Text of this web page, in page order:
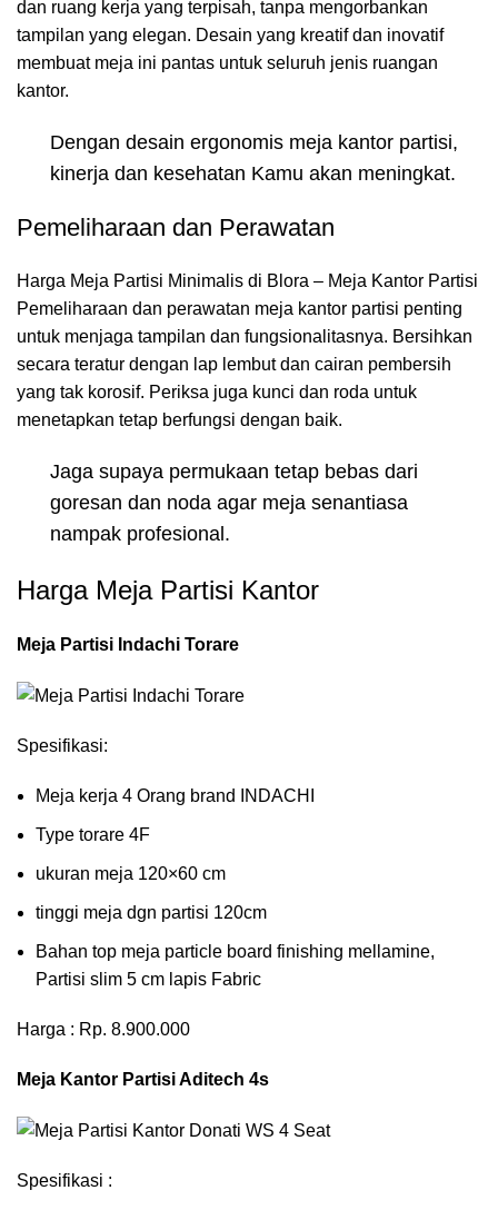
dan ruang kerja yang terpisah, tanpa mengorbankan
tampilan yang elegan. Desain yang kreatif dan inovatif
membuat meja ini pantas untuk seluruh jenis ruangan
kantor.
Dengan desain ergonomis meja kantor partisi,
kinerja dan kesehatan Kamu akan meningkat.
Pemeliharaan dan Perawatan
Harga Meja Partisi Minimalis di Blora – Meja Kantor Partisi
Pemeliharaan dan perawatan meja kantor partisi penting
untuk menjaga tampilan dan fungsionalitasnya. Bersihkan
secara teratur dengan lap lembut dan cairan pembersih
yang tak korosif. Periksa juga kunci dan roda untuk
menetapkan tetap berfungsi dengan baik.
Jaga supaya permukaan tetap bebas dari
goresan dan noda agar meja senantiasa
nampak profesional.
Harga Meja Partisi Kantor
Meja Partisi Indachi Torare
Spesifikasi:
Meja kerja 4 Orang brand INDACHI
Type torare 4F
ukuran meja 120×60 cm
tinggi meja dgn partisi 120cm
Bahan top meja particle board finishing mellamine,
Partisi slim 5 cm lapis Fabric
Harga : Rp. 8.900.000
Meja Kantor Partisi Aditech 4s
Spesifikasi :